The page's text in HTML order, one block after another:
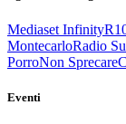
Mediaset Infinity
MontecarloRadio
PorroNon Sprecare
Eventi